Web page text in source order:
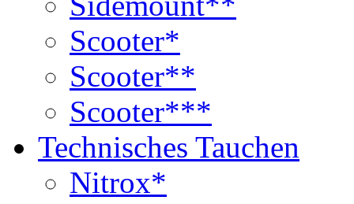
Scooter*
Scooter**
Scooter***
Technisches Tauchen
Nitrox*